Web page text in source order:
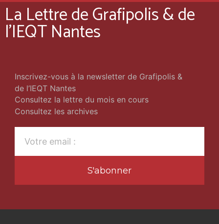
La Lettre de Grafipolis & de
l'IEQT Nantes
Inscrivez-vous à la newsletter de Grafipolis &
de l’IEQT Nantes
Consultez la lettre du mois en cours
Consultez les archives
S'abonner